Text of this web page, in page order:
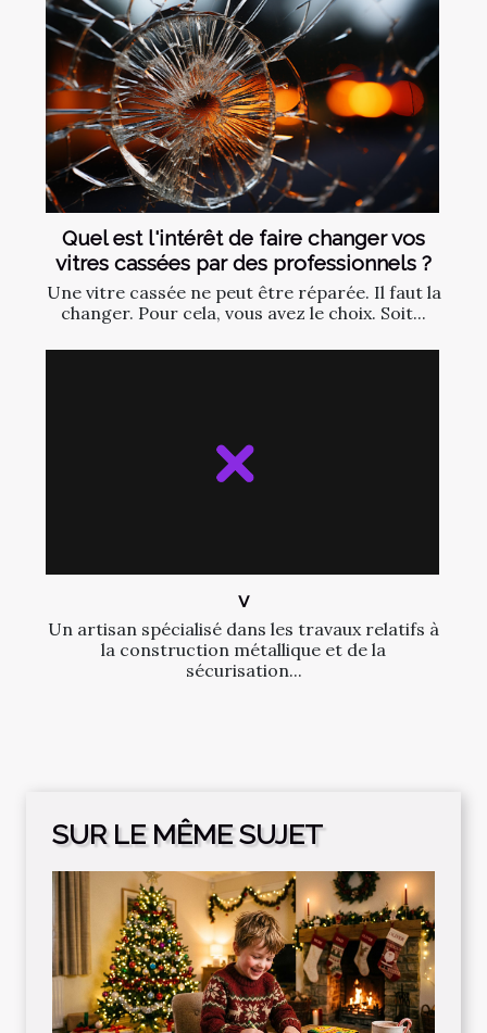
Quel est l'intérêt de faire changer vos
vitres cassées par des professionnels ?
Une vitre cassée ne peut être réparée. Il faut la
changer. Pour cela, vous avez le choix. Soit...
v
Un artisan spécialisé dans les travaux relatifs à
la construction métallique et de la
sécurisation...
SUR LE MÊME SUJET